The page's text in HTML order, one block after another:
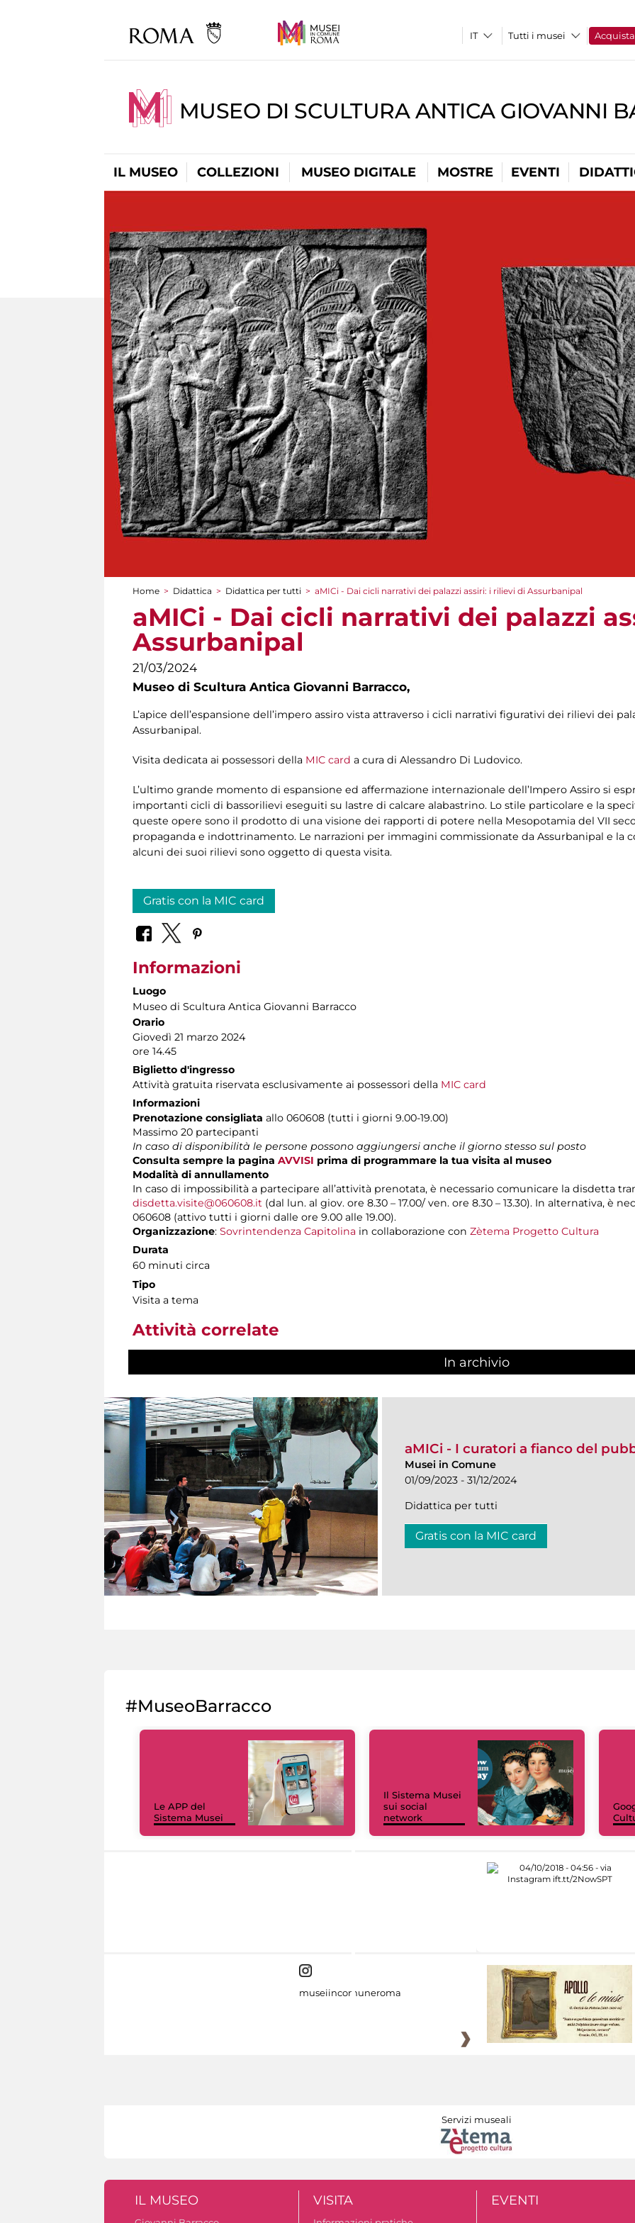
Tutti i musei Acquista
MUSEO DI SCULTURA ANTICA GIOVANNI
IL MUSEO COLLEZIONI MUSEO DIGITALE MOSTRE EVENTI
Tu sei qui
Home > Didattica > Didattica per tutti > aMICi - Dai cicli narrativi dei palazzi assiri: i rilievi di Assurbanipal
aMICi - Dai cicli narrativi dei palazzi
Assurbanipal
21/03/2024
Museo di Scultura Antica Giovanni Barracco,
L’apice dell’espansione dell’impero assiro vista attraverso i cicli narrativi figurativi dei rilievi dei
Assurbanipal.
Visita dedicata ai possessori della MIC card a cura di Alessandro Di Ludovico.
L’ultimo grande momento di espansione ed affermazione internazionale dell’Impero Assiro si
importanti cicli di bassorilievi eseguiti su lastre di calcare alabastrino. Lo stile particolare e la
queste opere sono il prodotto di una visione dei rapporti di potere nella Mesopotamia del VII
propaganda e indottrinamento. Le narrazioni per immagini commissionate da Assurbanipal e la
alcuni dei suoi rilievi sono oggetto di questa visita.
Gratis con la MIC card
Informazioni
Luogo
Museo di Scultura Antica Giovanni Barracco
Orario
Giovedì 21 marzo 2024
ore 14.45
Biglietto d'ingresso
Attività gratuita riservata esclusivamente ai possessori della MIC card
Informazioni
Prenotazione consigliata allo 060608 (tutti i giorni 9.00-19.00)
Massimo 20 partecipanti
In caso di disponibilità le persone possono aggiungersi anche il giorno stesso sul posto
Consulta sempre la pagina AVVISI prima di programmare la tua visita al museo
Modalità di annullamento
In caso di impossibilità a partecipare all’attività prenotata, è necessario comunicare la disdetta
disdetta.visite@060608.it (dal lun. al giov. ore 8.30 – 17.00/ ven. ore 8.30 – 13.30). In alternativa, è
060608 (attivo tutti i giorni dalle ore 9.00 alle 19.00).
Organizzazione: Sovrintendenza Capitolina in collaborazione con Zètema Progetto Cultura
Durata
60 minuti circa
Tipo
Visita a tema
Attività correlate
In archivio
aMICi - I curatori a fianco del
Musei in Comune
01/09/2023 - 31/12/2024
Didattica per tutti
Gratis con la MIC card
#MuseoBarracco
Le APP del
Sistema Musei
Il Sistema Musei
sui social
network
museiincomuneroma
Servizi museali
IL MUSEO VISITA EVENTI